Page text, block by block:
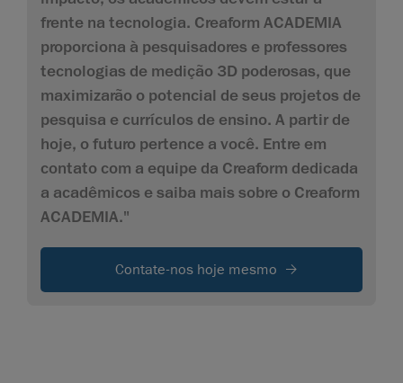
frente na tecnologia. Creaform ACADEMIA
proporciona à pesquisadores e professores
tecnologias de medição 3D poderosas, que
maximizarão o potencial de seus projetos de
pesquisa e currículos de ensino. A partir de
hoje, o futuro pertence a você. Entre em
contato com a equipe da Creaform dedicada
a acadêmicos e saiba mais sobre o Creaform
ACADEMIA."
Contate-nos hoje mesmo